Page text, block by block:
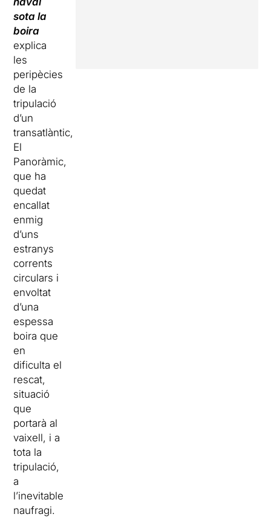
sota la
boira
explica
les
peripècies
de la
tripulació
d’un
transatlàntic,
El
Panoràmic,
que ha
quedat
encallat
enmig
d’uns
estranys
corrents
circulars i
envoltat
d’una
espessa
boira que
en
dificulta el
rescat,
situació
que
portarà al
vaixell, i a
tota la
tripulació,
a
l’inevitable
naufragi.